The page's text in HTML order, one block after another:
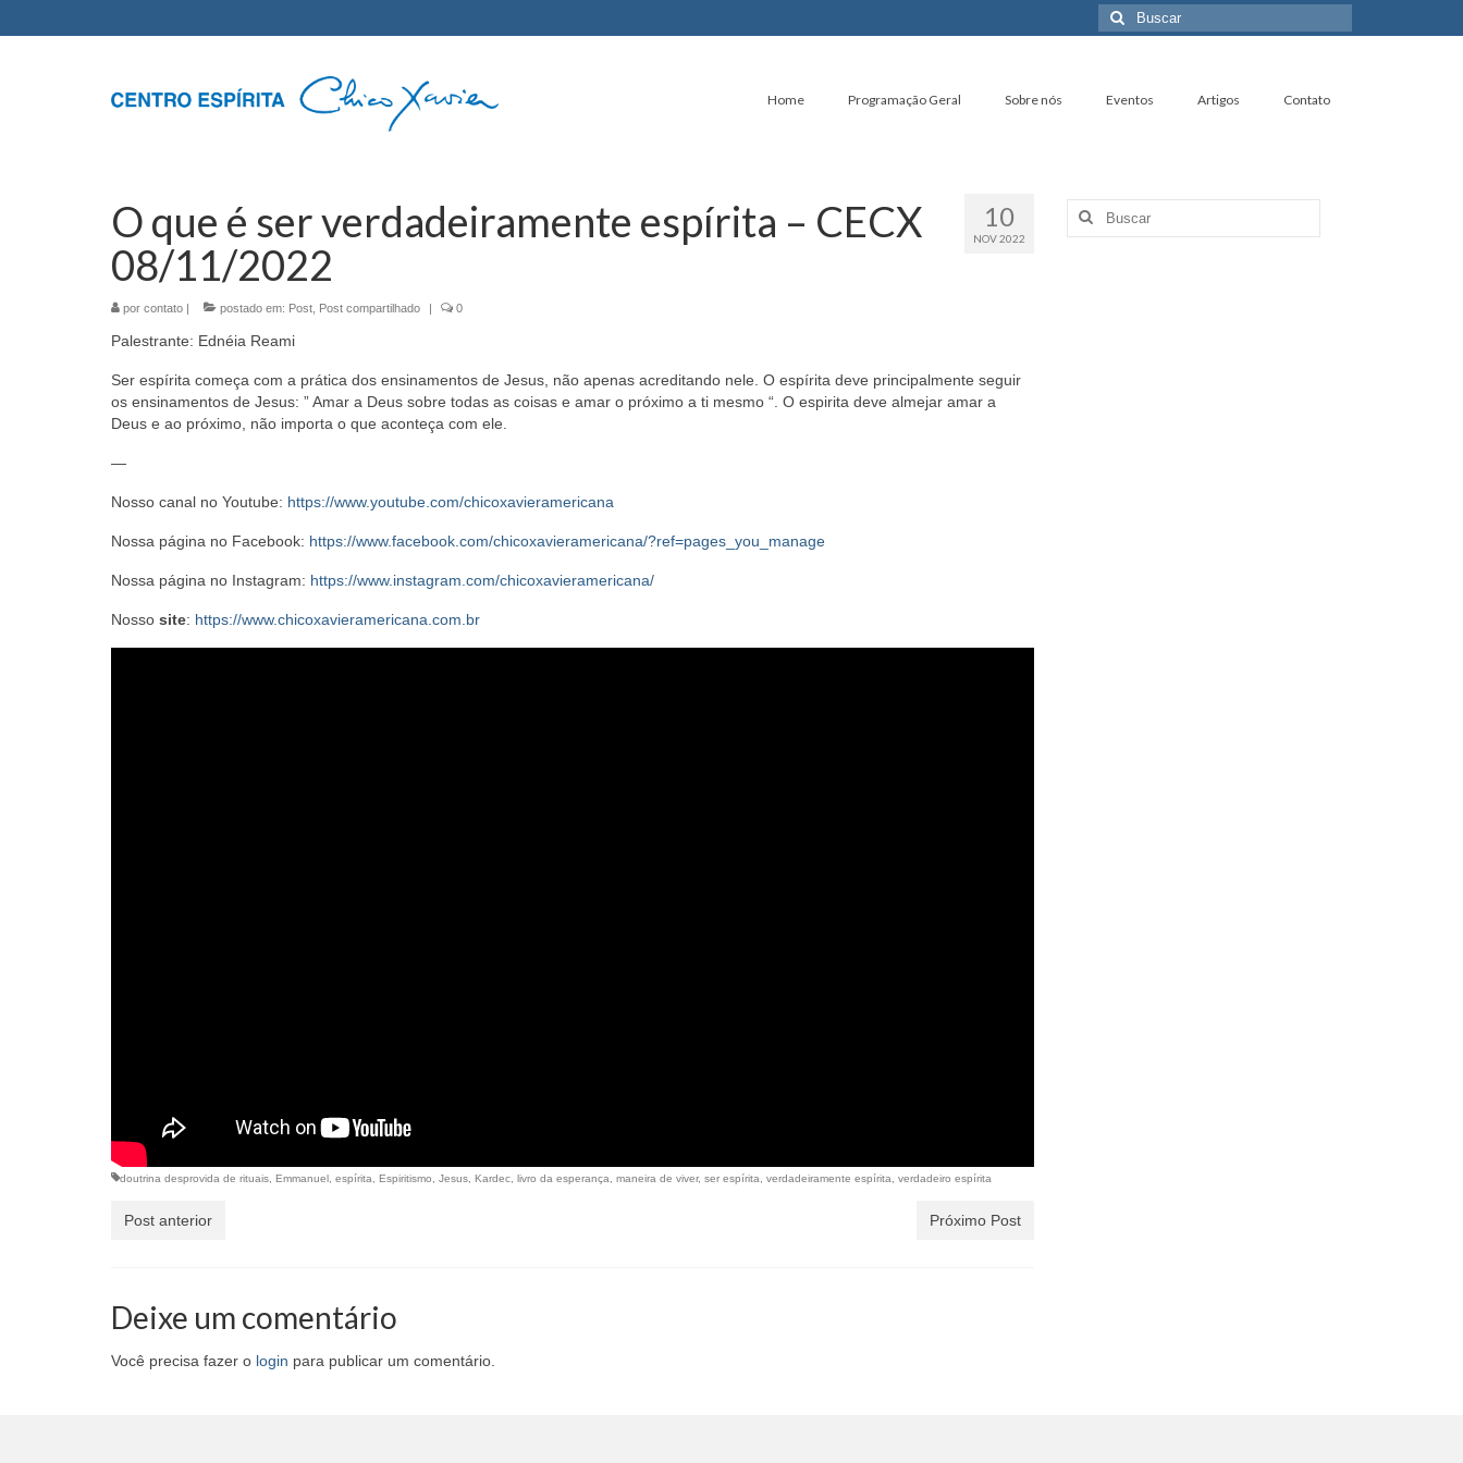
Buscar
por:
Home Programação Geral Sobre nós Eventos Artigos Contato
10
NOV 2022
O que é ser verdadeiramente espírita – CECX
08/11/2022
por contato | postado em: Post Post compartilhado | 0
Palestrante: Ednéia Reami
Ser espírita começa com a prática dos ensinamentos de Jesus, não apenas acreditando nele. O espírita deve principalmente seguir
os ensinamentos de Jesus: ” Amar a Deus sobre todas as coisas e amar o próximo a ti mesmo “. O espirita deve almejar amar a
Deus e ao próximo, não importa o que aconteça com ele.
—
Nosso canal no Youtube: https://www.youtube.com/chicoxavieramericana
Nossa página no Facebook: https://www.facebook.com/chicoxavieramericana/?ref=pages_you_manage
Nossa página no Instagram: https://www.instagram.com/chicoxavieramericana/
Nosso site: https://www.chicoxavieramericana.com.br
doutrina desprovida de rituais, Emmanuel, espírita, Espiritismo, Jesus, Kardec, livro da esperança, maneira de viver, ser espírita, verdadeiramente espírita, verdadeiro espírita
Post anterior Próximo Post
Deixe um comentário
Você precisa fazer o login para publicar um comentário.
Buscar